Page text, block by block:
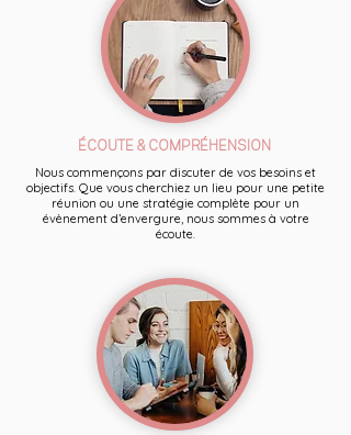
ÉCOUTE & COMPRÉHENSION
Nous commençons par discuter de vos besoins et
objectifs. Que vous cherchiez un lieu pour une petite
réunion ou une stratégie complète pour un
évènement d’envergure, nous sommes à votre
écoute.